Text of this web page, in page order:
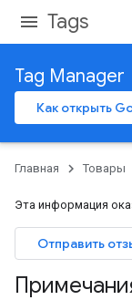
Tags
Tag Manager
Как открыть
Главная Товары
Эта информация
Отправить